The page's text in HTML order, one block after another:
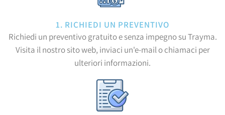
1. RICHIEDI UN PREVENTIVO
Richiedi un preventivo gratuito e senza impegno su Trayma.
Visita il nostro sito web, inviaci un'e-mail o chiamaci per
ulteriori informazioni.